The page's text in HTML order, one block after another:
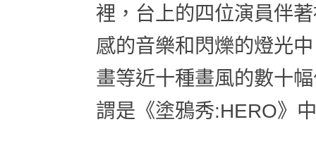
裡，台上的四位演員伴
感的音樂和閃爍的燈光
畫等近十種畫風的數十
謂是《塗鴉秀:HERO》